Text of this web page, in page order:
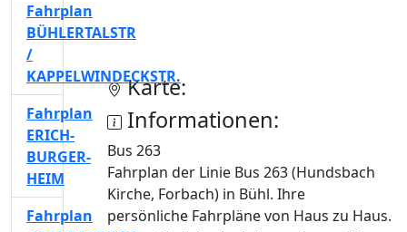
Karte:
Informationen:
Bus 263
Fahrplan der Linie Bus 263 (Hundsbach
Kirche, Forbach) in Bühl. Ihre
persönliche Fahrpläne von Haus zu Haus.
Fahrplan
BÜHLERTALSTR
/
KAPPELWINDECKSTR.
Fahrplan
ERICH-
BURGER-
HEIM
Fahrplan